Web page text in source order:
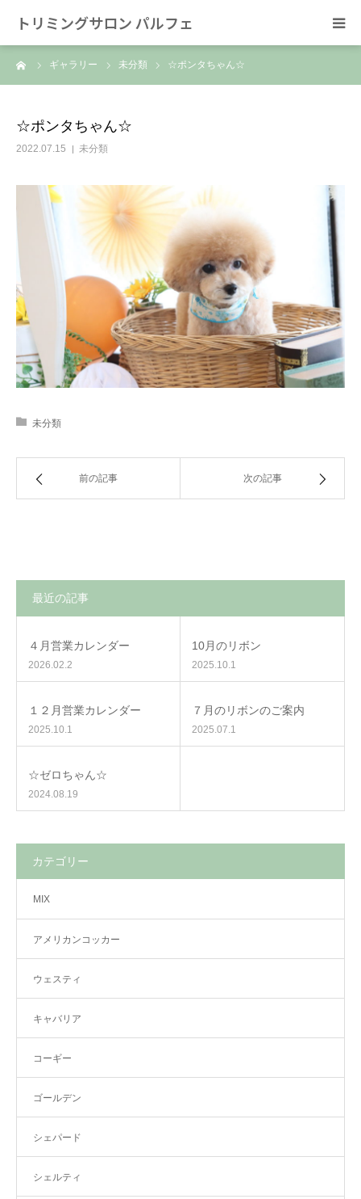
トリミングサロン パルフェ
ギャラリー 未分類 ☆ポンタちゃん☆
☆ポンタちゃん☆
2022.07.15 未分類
未分類
前の記事 次の記事
最近の記事
４月営業カレンダー
2026.02.2
10月のリボン
2025.10.1
１２月営業カレンダー
2025.10.1
７月のリボンのご案内
2025.07.1
☆ゼロちゃん☆
2024.08.19
カテゴリー
MIX
アメリカンコッカー
ウェスティ
キャバリア
コーギー
ゴールデン
シェパード
シェルティ
HOME
スタッフ
SNS/リンク